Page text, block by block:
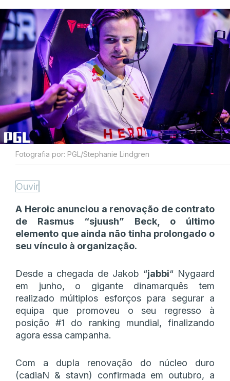
Fotografia por: PGL/Stephanie Lindgren
Ouvir
A Heroic anunciou a renovação de contrato
de Rasmus “sjuush” Beck, o último
elemento que ainda não tinha prolongado o
seu vínculo à organização.
Desde a chegada de Jakob “⁠jabbi⁠“ Nygaard
em junho, o gigante dinamarquês tem
realizado múltiplos esforços para segurar a
equipa que promoveu o seu regresso à
posição #1 do ranking mundial, finalizando
agora essa campanha.
Com a dupla renovação do núcleo duro
(cadiaN & stavn) confirmada em outubro, a